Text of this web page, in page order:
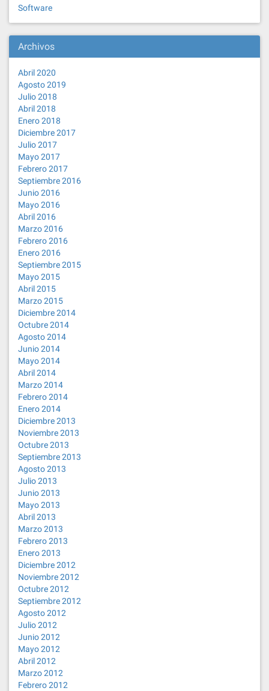
Software
Archivos
Abril 2020
Agosto 2019
Julio 2018
Abril 2018
Enero 2018
Diciembre 2017
Julio 2017
Mayo 2017
Febrero 2017
Septiembre 2016
Junio 2016
Mayo 2016
Abril 2016
Marzo 2016
Febrero 2016
Enero 2016
Septiembre 2015
Mayo 2015
Abril 2015
Marzo 2015
Diciembre 2014
Octubre 2014
Agosto 2014
Junio 2014
Mayo 2014
Abril 2014
Marzo 2014
Febrero 2014
Enero 2014
Diciembre 2013
Noviembre 2013
Octubre 2013
Septiembre 2013
Agosto 2013
Julio 2013
Junio 2013
Mayo 2013
Abril 2013
Marzo 2013
Febrero 2013
Enero 2013
Diciembre 2012
Noviembre 2012
Octubre 2012
Septiembre 2012
Agosto 2012
Julio 2012
Junio 2012
Mayo 2012
Abril 2012
Marzo 2012
Febrero 2012